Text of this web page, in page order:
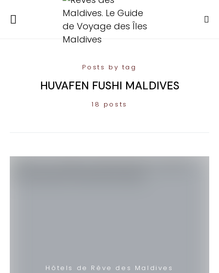
Posts by tag
HUVAFEN FUSHI MALDIVES
18 posts
Hôtels de Rêve des Maldives